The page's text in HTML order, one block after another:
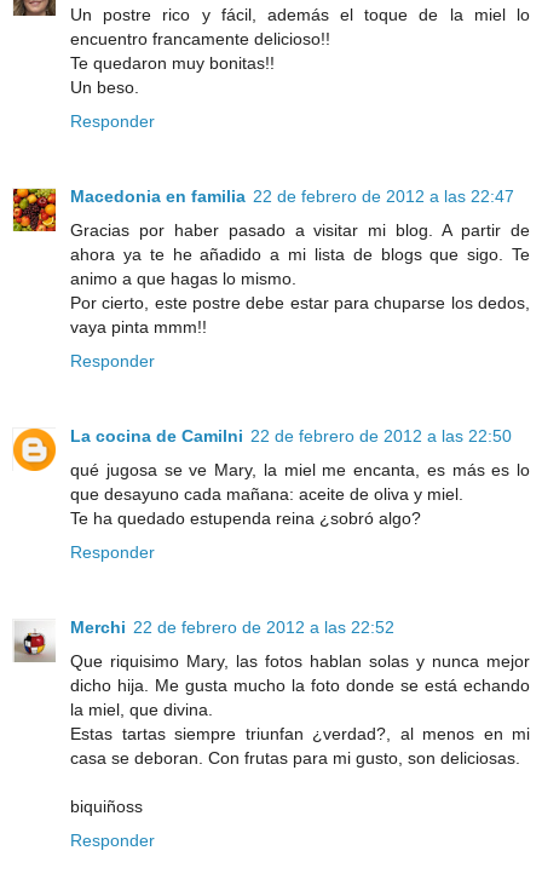
Un postre rico y fácil, además el toque de la miel lo
encuentro francamente delicioso!!
Te quedaron muy bonitas!!
Un beso.
Responder
Macedonia en familia 22 de febrero de 2012 a las 22:47
Gracias por haber pasado a visitar mi blog. A partir de
ahora ya te he añadido a mi lista de blogs que sigo. Te
animo a que hagas lo mismo.
Por cierto, este postre debe estar para chuparse los dedos,
vaya pinta mmm!!
Responder
La cocina de Camilni 22 de febrero de 2012 a las 22:50
qué jugosa se ve Mary, la miel me encanta, es más es lo
que desayuno cada mañana: aceite de oliva y miel.
Te ha quedado estupenda reina ¿sobró algo?
Responder
Merchi 22 de febrero de 2012 a las 22:52
Que riquisimo Mary, las fotos hablan solas y nunca mejor
dicho hija. Me gusta mucho la foto donde se está echando
la miel, que divina.
Estas tartas siempre triunfan ¿verdad?, al menos en mi
casa se deboran. Con frutas para mi gusto, son deliciosas.
biquiñoss
Responder